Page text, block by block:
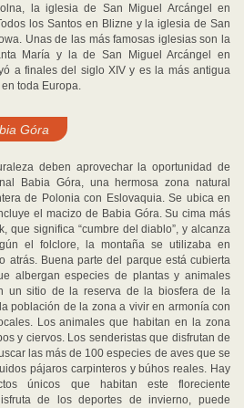
la iglesia de San Miguel Arcángel en
los Santos en Blizne y la iglesia de San
Unas de las más famosas iglesias son la
María y la de San Miguel Arcángel en
a finales del siglo XIV y es la más antigua
toda Europa.
Góra
deben aprovechar la oportunidad de
Babia Góra, una hermosa zona natural
de Polonia con Eslovaquia. Se ubica en
el macizo de Babia Góra. Su cima más
que significa “cumbre del diablo”, y alcanza
el folclore, la montaña se utilizaba en
atrás. Buena parte del parque está cubierta
albergan especies de plantas y animales
un sitio de la reserva de la biosfera de la
población de la zona a vivir en armonía con
Los animales que habitan en la zona
y ciervos. Los senderistas que disfrutan de
las más de 100 especies de aves que se
pájaros carpinteros y búhos reales. Hay
únicos que habitan este floreciente
de los deportes de invierno, puede